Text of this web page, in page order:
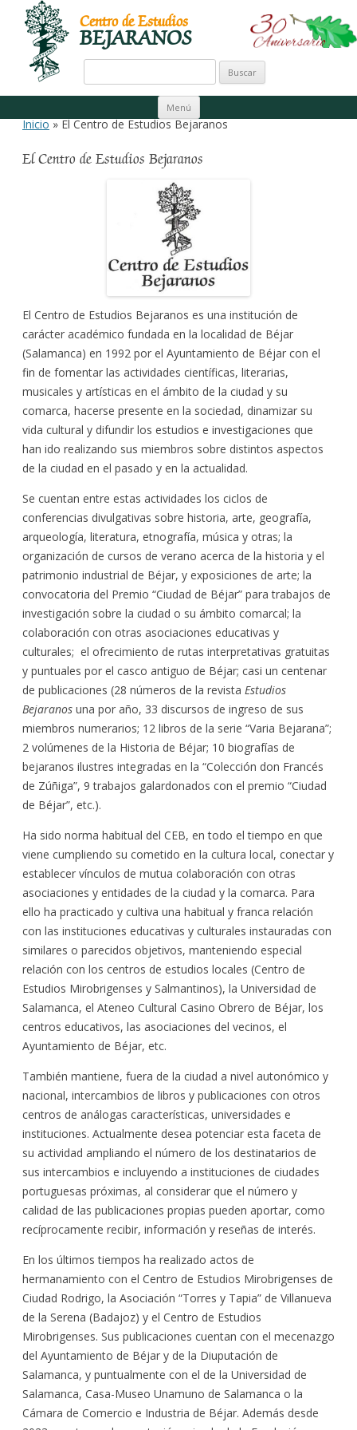
Centro de Estudios
BEJARANOS
Buscar:
Menú
Ir al contenido
Inicio» El Centro de Estudios Bejaranos
El Centro de Estudios Bejaranos
El Centro de Estudios Bejaranos es una institución de
carácter académico fundada en la localidad de Béjar
(Salamanca) en 1992 por el Ayuntamiento de Béjar con el
fin de fomentar las actividades científicas, literarias,
musicales y artísticas en el ámbito de la ciudad y su
comarca, hacerse presente en la sociedad, dinamizar su
vida cultural y difundir los estudios e investigaciones que
han ido realizando sus miembros sobre distintos aspectos
de la ciudad en el pasado y en la actualidad.
Se cuentan entre estas actividades los ciclos de
conferencias divulgativas sobre historia, arte, geografía,
arqueología, literatura, etnografía, música y otras; la
organización de cursos de verano acerca de la historia y el
patrimonio industrial de Béjar, y exposiciones de arte; la
convocatoria del Premio “Ciudad de Béjar” para trabajos de
investigación sobre la ciudad o su ámbito comarcal; la
colaboración con otras asociaciones educativas y
culturales; el ofrecimiento de rutas interpretativas gratuitas
y puntuales por el casco antiguo de Béjar; casi un centenar
de publicaciones (28 números de la revista Estudios
Bejaranos una por año, 33 discursos de ingreso de sus
miembros numerarios; 12 libros de la serie “Varia Bejarana”;
2 volúmenes de la Historia de Béjar; 10 biografías de
bejaranos ilustres integradas en la “Colección don Francés
de Zúñiga”, 9 trabajos galardonados con el premio “Ciudad
de Béjar”, etc.).
Ha sido norma habitual del CEB, en todo el tiempo en que
viene cumpliendo su cometido en la cultura local, conectar y
establecer vínculos de mutua colaboración con otras
asociaciones y entidades de la ciudad y la comarca. Para
ello ha practicado y cultiva una habitual y franca relación
con las instituciones educativas y culturales instauradas con
similares o parecidos objetivos, manteniendo especial
relación con los centros de estudios locales (Centro de
Estudios Mirobrigenses y Salmantinos), la Universidad de
Salamanca, el Ateneo Cultural Casino Obrero de Béjar, los
centros educativos, las asociaciones del vecinos, el
Ayuntamiento de Béjar, etc.
También mantiene, fuera de la ciudad a nivel autonómico y
nacional, intercambios de libros y publicaciones con otros
centros de análogas características, universidades e
instituciones. Actualmente desea potenciar esta faceta de
su actividad ampliando el número de los destinatarios de
sus intercambios e incluyendo a instituciones de ciudades
portuguesas próximas, al considerar que el número y
calidad de las publicaciones propias pueden aportar, como
recíprocamente recibir, información y reseñas de interés.
En los últimos tiempos ha realizado actos de
hermanamiento con el Centro de Estudios Mirobrigenses de
Ciudad Rodrigo, la Asociación “Torres y Tapia” de Villanueva
de la Serena (Badajoz) y el Centro de Estudios
Mirobrigenses. Sus publicaciones cuentan con el mecenazgo
del Ayuntamiento de Béjar y de la Diuputación de
Salamanca, y puntualmente con el de la Universidad de
Salamanca, Casa-Museo Unamuno de Salamanca o la
Cámara de Comercio e Industria de Béjar. Además desde